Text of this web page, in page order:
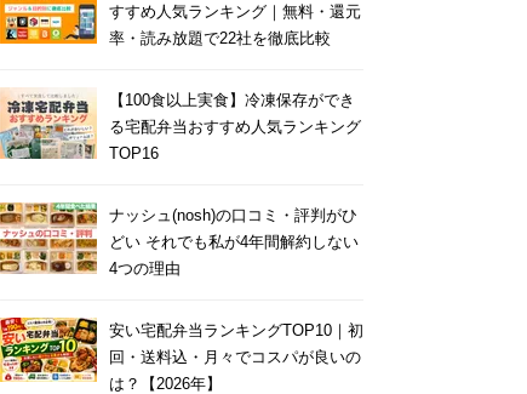
すすめ人気ランキング｜無料・還元
率・読み放題で22社を徹底比較
【100食以上実食】冷凍保存ができ
る宅配弁当おすすめ人気ランキング
TOP16
ナッシュ(nosh)の口コミ・評判がひ
どい それでも私が4年間解約しない
4つの理由
安い宅配弁当ランキングTOP10｜初
回・送料込・月々でコスパが良いの
は？【2026年】